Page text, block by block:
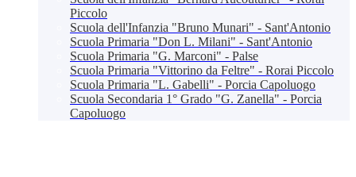
Piccolo
Scuola dell'Infanzia "Bruno Munari" - Sant'Antonio
Scuola Primaria "Don L. Milani" - Sant'Antonio
Scuola Primaria "G. Marconi" - Palse
Scuola Primaria "Vittorino da Feltre" - Rorai Piccolo
Scuola Primaria "L. Gabelli" - Porcia Capoluogo
Scuola Secondaria 1° Grado "G. Zanella" - Porcia
Capoluogo